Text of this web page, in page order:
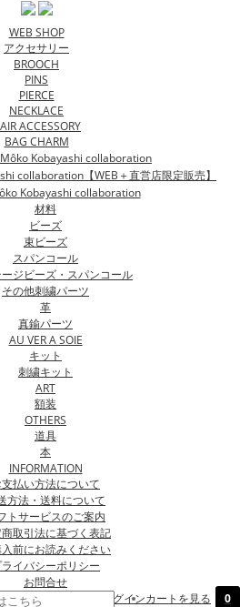
WEB SHOP
アクセサリー
BROOCH
PINS
PIERCE
NECKLACE
ACCESSORY
BAG CHARM
Kobayashi collaboration
collaboration【WEB＋直営店限定販売】
Kobayashi collaboration
材料
ビーズ
束ビーズ
スパンコール
ジビーズ・スパンコール
その他刺繍パーツ
革
真鍮パーツ
AU VER A SOIE
キット
刺繍キット
ART
額装
OTHERS
道具
本
INFORMATION
支払い方法について
方法・送料について
トサービスのご案内
取引法に基づく表記
前にお読みください
ライバシーポリシー
お問合せ
カートを見る
0
ログイン